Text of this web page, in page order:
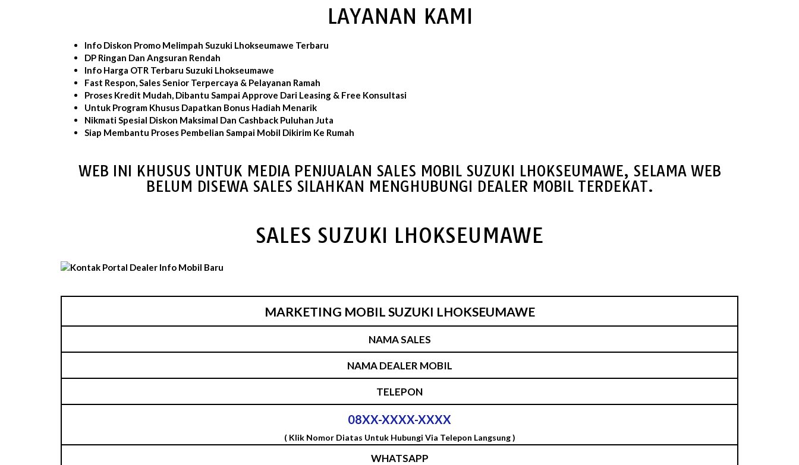
LAYANAN KAMI
Info Diskon Promo Melimpah Suzuki Lhokseumawe Terbaru
DP Ringan Dan Angsuran Rendah
Info Harga OTR Terbaru Suzuki Lhokseumawe
Fast Respon, Sales Senior Terpercaya & Pelayanan Ramah
Proses Kredit Mudah, Dibantu Sampai Approve Dari Leasing & Free Konsultasi
Untuk Program Khusus Dapatkan Bonus Hadiah Menarik
Nikmati Spesial Diskon Maksimal Dan Cashback Puluhan Juta
Siap Membantu Proses Pembelian Sampai Mobil Dikirim Ke Rumah
WEB INI KHUSUS UNTUK MEDIA PENJUALAN SALES MOBIL SUZUKI LHOKSEUMAWE, SELAMA WEB
BELUM DISEWA SALES SILAHKAN MENGHUBUNGI DEALER MOBIL TERDEKAT.
SALES SUZUKI LHOKSEUMAWE
MARKETING MOBIL SUZUKI LHOKSEUMAWE
NAMA SALES
NAMA DEALER MOBIL
TELEPON
08XX-XXXX-XXXX
( Klik Nomor Diatas Untuk Hubungi Via Telepon Langsung )
WHATSAPP